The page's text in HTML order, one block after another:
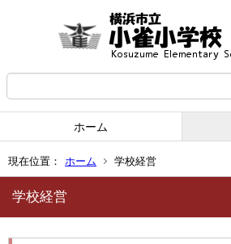
ホーム
現在位置： ホーム 学校経営
学校経営